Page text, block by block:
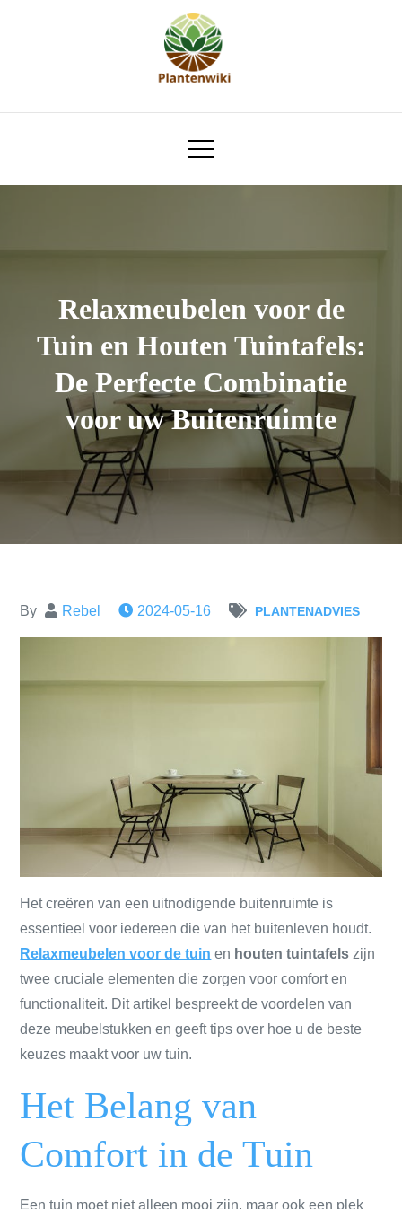
plantenwiki.nl
Relaxmeubelen voor de
Tuin en Houten Tuintafels:
De Perfecte Combinatie
voor uw Buitenruimte
By Rebel 2024-05-16 PLANTENADVIES
Het creëren van een uitnodigende buitenruimte is
essentieel voor iedereen die van het buitenleven houdt.
Relaxmeubelen voor de tuin en houten tuintafels zijn
twee cruciale elementen die zorgen voor comfort en
functionaliteit. Dit artikel bespreekt de voordelen van
deze meubelstukken en geeft tips over hoe u de beste
keuzes maakt voor uw tuin.
Het Belang van
Comfort in de Tuin
Een tuin moet niet alleen mooi zijn, maar ook een plek